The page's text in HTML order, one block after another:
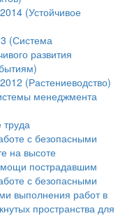
(Устойчивое
(Система
развития
(Растениеводство)
менеджмента
с безопасными
на высоте
пострадавшим
с безопасными
выполнения работ в
пространства для